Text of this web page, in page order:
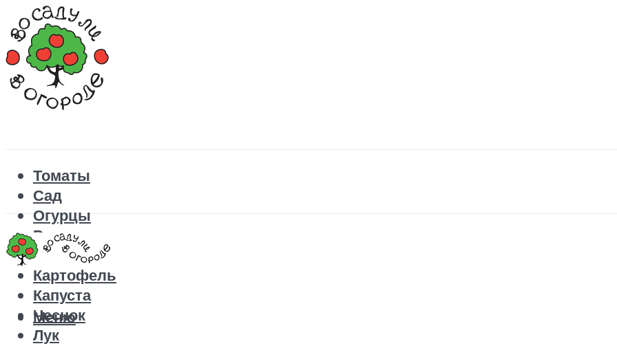
Томаты
Сад
Огурцы
Рецепты
Перец
Картофель
Капуста
Чеснок
Лук
Меню